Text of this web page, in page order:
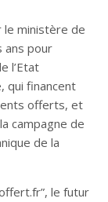
le ministère de
ans pour
l’Etat
qui financent
offerts, et
campagne de
de la
le futur